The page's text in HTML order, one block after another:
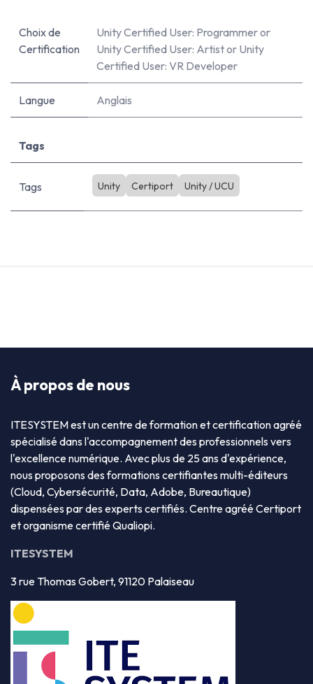
Choix de
Certification
Unity Certified User: Programmeror
Unity Certified User: Artistor Unity
Certified User: VR Developer
Langue Anglais
Tags
Tags Unity Certiport Unity / UCU
À propos de nous
ITESYSTEM est un centre de formation et certification agréé
spécialisé dans l'accompagnement des professionnels vers
l'excellence numérique. Avec plus de 25 ans d'expérience,
nous proposons des formations certifiantes multi-éditeurs
(Cloud, Cybersécurité, Data, Adobe, Bureautique)
dispensées par des experts certifiés. Centre agréé Certiport
et organisme certifié Qualiopi.
ITESYSTEM
3 rue Thomas Gobert, 91120 Palaiseau